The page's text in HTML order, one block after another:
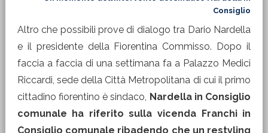
Consiglio
Altro che possibili prove di dialogo tra Dario Nardella
e il presidente della Fiorentina Commisso. Dopo il
faccia a faccia di una settimana fa a Palazzo Medici
Riccardi, sede della Città Metropolitana di cui il primo
cittadino fiorentino è sindaco, Nardella in Consiglio
comunale ha riferito sulla vicenda Franchi in
Consiglio comunale ribadendo che un restyling